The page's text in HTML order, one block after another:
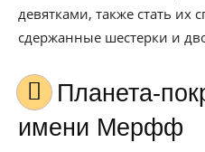
девятками, также стать их
сдержанные шестерки и
Планета-покровитель для
имени Мерфф